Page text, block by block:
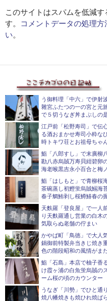
このサイトはスパムを低減
す。
コメントデータの処理
い。
う御料理「中六」で伊射
雜宮ふたつの一の宮と元
で５切うなぎ丼まぶしの
江戸前「松野寿司」で伝
る酒おまかせ寿司小粋な
時トキワ荘とお祖母ちゃ
鮨「八郎すし」で末廣柳
勘八赤烏賊万寿貝紺碧卵
海老喉黒吉永小百合と梅
鮨「はしもと」で青柳桜
茶碗蒸し初鰹蛍烏賊鰯海
春子鯛鮪剥し桜鱒鰆春の
天麩羅「登良屋」で一人
り天麩羅通し営業の白木
気取らぬ老舗の佇まい
かやば町「鳥徳」で大人
鍋御前特製弁当きじ焼き
色の階段昭和の風情がま
鮨「石島」本店で柚子香
け霞ヶ浦の白魚蛍烏賊の
ーム桜の頃のカウンター
うなぎ「川勢」でひと通
焼八幡焼きも焼ひれ焼ば